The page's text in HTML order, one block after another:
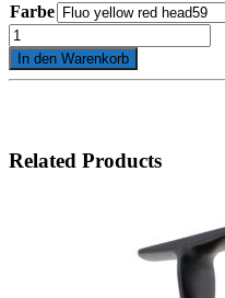
Farbe
SANDRA
9cm
Menge
In den Warenkorb
Related Products